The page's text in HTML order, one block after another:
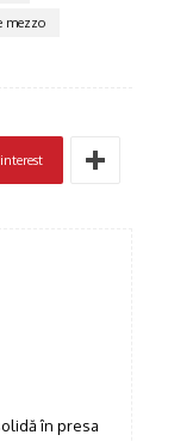
mezzo
în presa